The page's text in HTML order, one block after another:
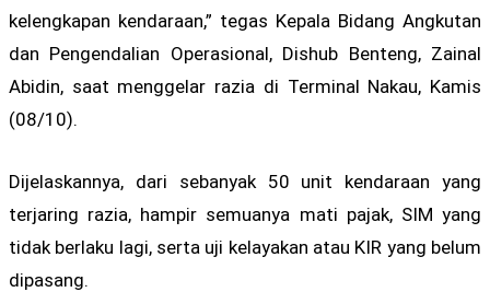
kelengkapan kendaraan,” tegas Kepala Bidang Angkutan
dan Pengendalian Operasional, Dishub Benteng, Zainal
Abidin, saat menggelar razia di Terminal Nakau, Kamis
(08/10).
Dijelaskannya, dari sebanyak 50 unit kendaraan yang
terjaring razia, hampir semuanya mati pajak, SIM yang
tidak berlaku lagi, serta uji kelayakan atau KIR yang belum
dipasang.